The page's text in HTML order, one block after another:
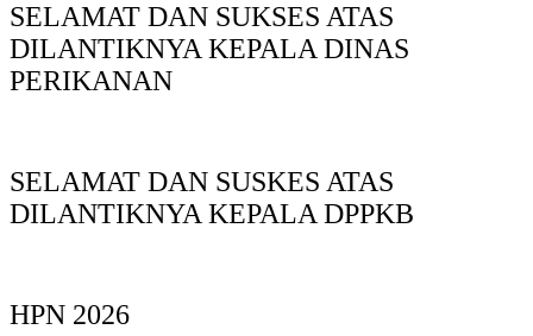
SELAMAT DAN SUKSES ATAS
DILANTIKNYA KEPALA DINAS
PERIKANAN
SELAMAT DAN SUSKES ATAS
DILANTIKNYA KEPALA DPPKB
HPN 2026